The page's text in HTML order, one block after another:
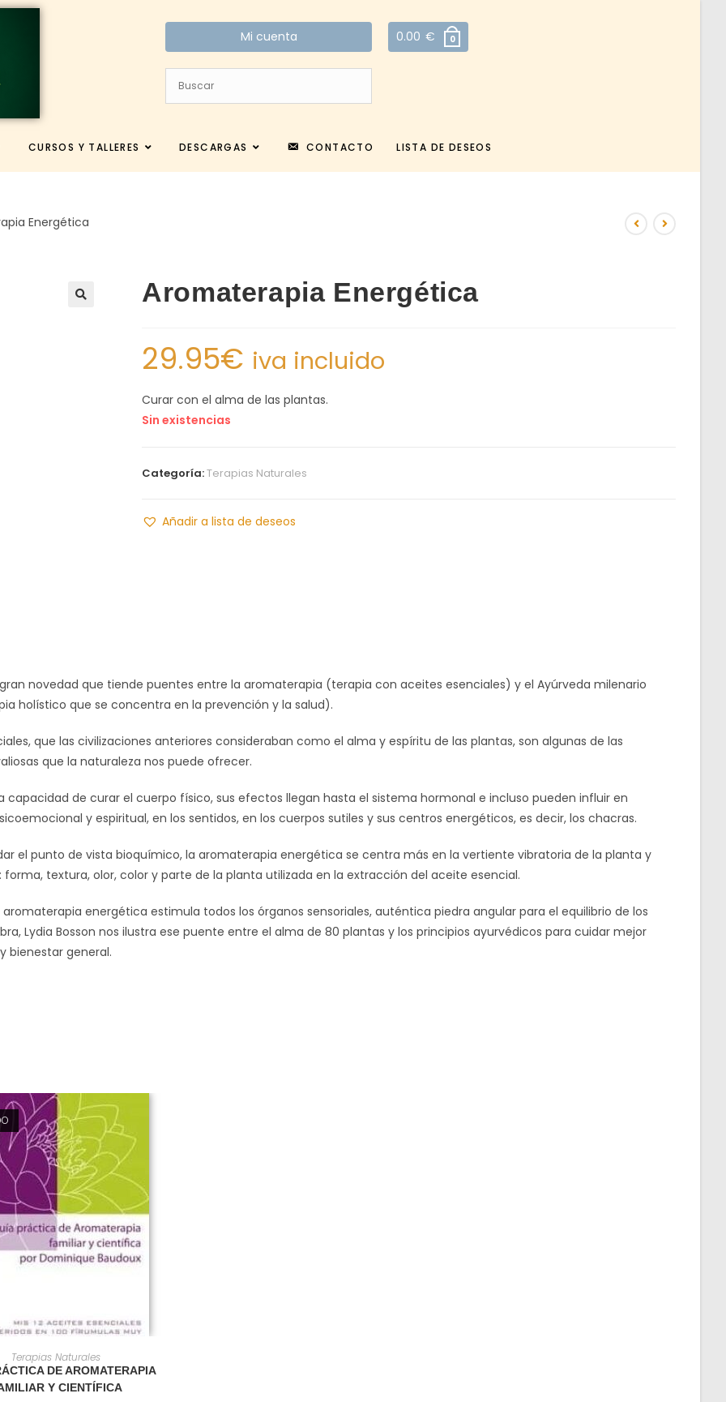
Mi cuenta 0.00 € 0
CURSOS Y TALLERES DESCARGAS CONTACTO LISTA DE DESEOS
Energética
Aromaterapia Energética
29.95€ iva incluido
Curar con el alma de las plantas.
Sin existencias
Categoría:Terapias Naturales
Añadir a lista de deseos
novedad que tiende puentes entre la aromaterapia (terapia con aceites esenciales) y el Ayúrveda milenario
holístico que se concentra en la prevención y la salud).
que las civilizaciones anteriores consideraban como el alma y espíritu de las plantas, son algunas de las
que la naturaleza nos puede ofrecer.
capacidad de curar el cuerpo físico, sus efectos llegan hasta el sistema hormonal e incluso pueden influir en
y espiritual, en los sentidos, en los cuerpos sutiles y sus centros energéticos, es decir, los chacras.
el punto de vista bioquímico, la aromaterapia energética se centra más en la vertiente vibratoria de la planta y
textura, olor, color y parte de la planta utilizada en la extracción del aceite esencial.
energética estimula todos los órganos sensoriales, auténtica piedra angular para el equilibrio de los
Lydia Bosson nos ilustra ese puente entre el alma de 80 plantas y los principios ayurvédicos para cuidar mejor
bienestar general.
LEER MÁS
Terapias Naturales
DE AROMATERAPIA
Y CIENTÍFICA